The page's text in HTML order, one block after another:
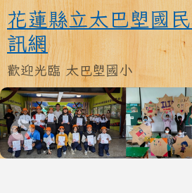
跳至主內容區
花蓮縣立太巴塱國民
花蓮縣立太巴塱國
訊網
歡迎光臨 太巴塱國小